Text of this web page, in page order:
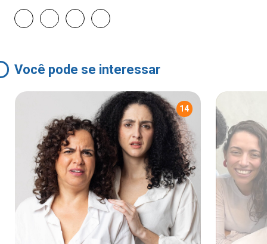
Você pode se interessar
14